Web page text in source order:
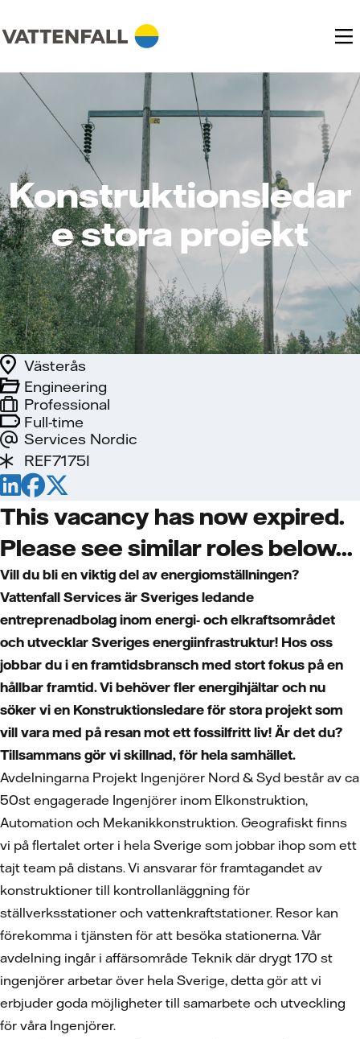
Konstruktionsledar
e stora projekt
Full-time
Services Nordic
Engineering
Västerås
Professional
REF7175I
This vacancy has now expired.
Please see similar roles below...
Vill du bli en viktig del av energiomställningen?
Vattenfall Services är Sveriges ledande
entreprenadbolag inom energi- och elkraftsområdet
och utvecklar Sveriges energiinfrastruktur! Hos oss
jobbar du i en framtidsbransch med stort fokus på en
hållbar framtid. Vi behöver fler energihjältar och nu
söker vi en Konstruktionsledare för stora projekt som
vill vara med på resan mot ett fossilfritt liv! Är det du?
Tillsammans gör vi skillnad, för hela samhället.
Avdelningarna Projekt Ingenjörer Nord & Syd består av ca
50st engagerade Ingenjörer inom Elkonstruktion,
Automation och Mekanikkonstruktion. Geografiskt finns
vi på flertalet orter i hela Sverige som jobbar ihop som ett
tajt team på distans. Vi ansvarar för framtagandet av
konstruktioner till kontrollanläggning för
ställverksstationer och vattenkraftstationer. Resor kan
förekomma i tjänsten för att besöka stationerna. Vår
avdelning ingår i affärsområde Teknik där drygt 170 st
ingenjörer arbetar över hela Sverige, detta gör att vi
erbjuder goda möjligheter till samarbete och utveckling
för våra Ingenjörer.